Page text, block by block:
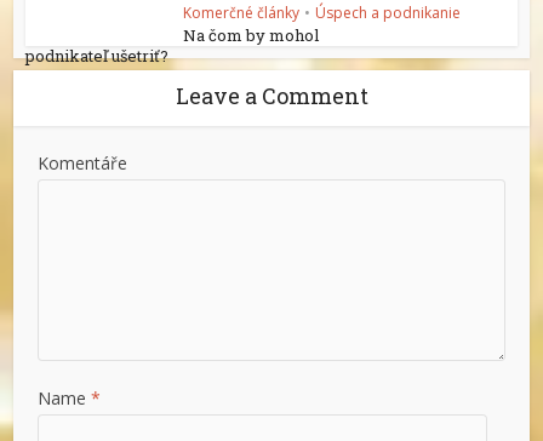
Komerčné články • Úspech a podnikanie
Na čom by mohol
podnikateľ ušetriť?
Leave a Comment
Komentáře
Name *